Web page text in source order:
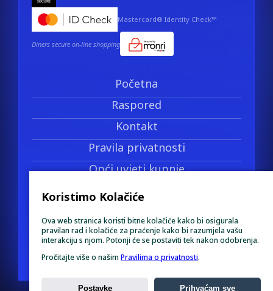
Koristimo Kolačiće
Ova web stranica koristi bitne kolačiće kako bi osigurala
pravilan rad i kolačiće za praćenje kako bi razumjela vašu
interakciju s njom. Potonji će se postaviti tek nakon odobrenja.
Pročitajte više o našim Pravilima o privatnosti.
Postavke Prihvaćam sve
Mastercard® Identity Check™
Diners secure on-line shopping
Početna
Raspored
Kontakt
Pravila privatnosti
Opći uvjeti kupnje
Politika povrata novca
Email:kinovelilosinj@gmail.com